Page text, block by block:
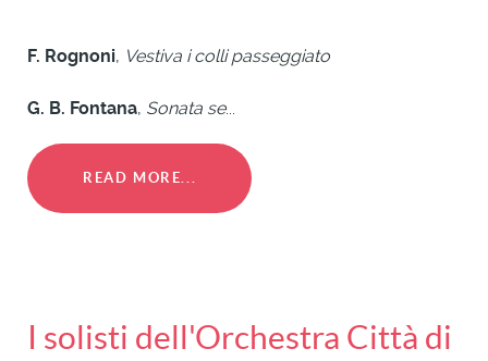
F. Rognoni, Vestiva i colli passeggiato
G. B. Fontana, Sonata se...
READ MORE...
I solisti dell'Orchestra Città di